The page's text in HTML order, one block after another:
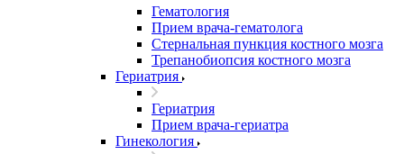
Гематология
Прием врача-гематолога
Стернальная пункция костного мозга
Трепанобиопсия костного мозга
Гериатрия
Гериатрия
Прием врача-гериатра
Гинекология